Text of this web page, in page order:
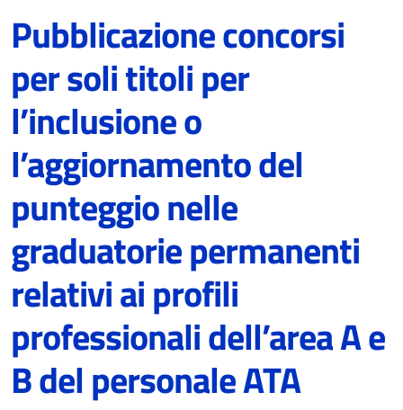
Pubblicazione concorsi
per soli titoli per
l’inclusione o
l’aggiornamento del
punteggio nelle
graduatorie permanenti
relativi ai profili
professionali dell’area A e
B del personale ATA